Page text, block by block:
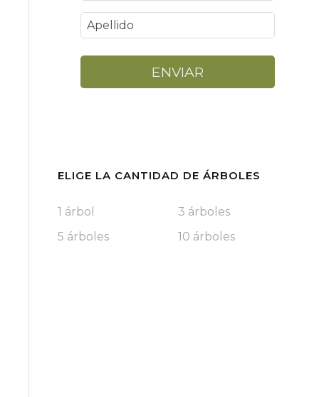
ENVIAR
ELIGE LA CANTIDAD DE ÁRBOLES
1 árbol
3 árboles
5 árboles
10 árboles